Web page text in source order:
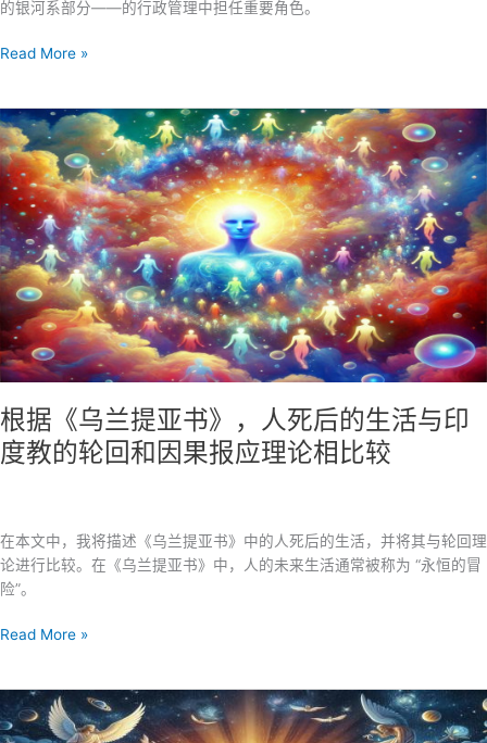
帝
的
吗？
的银河系部分——的行政管理中担任重要角色。
《乌
亚
书》
中
耶
稣
的
生
平。
《第
120
篇：
米
迦
勒
在
特
亚
的
赐
予》
Read More »
根据《乌兰提亚书》，人死后的生活与印
度教的轮回和因果报应理论相比较
在本文中，我将描述《乌兰提亚书》中的人死后的生活，并将其与轮回理
论进行比较。在《乌兰提亚书》中，人的未来生活通常被称为 “永恒的冒
险”。
根
兰
提
Read More »